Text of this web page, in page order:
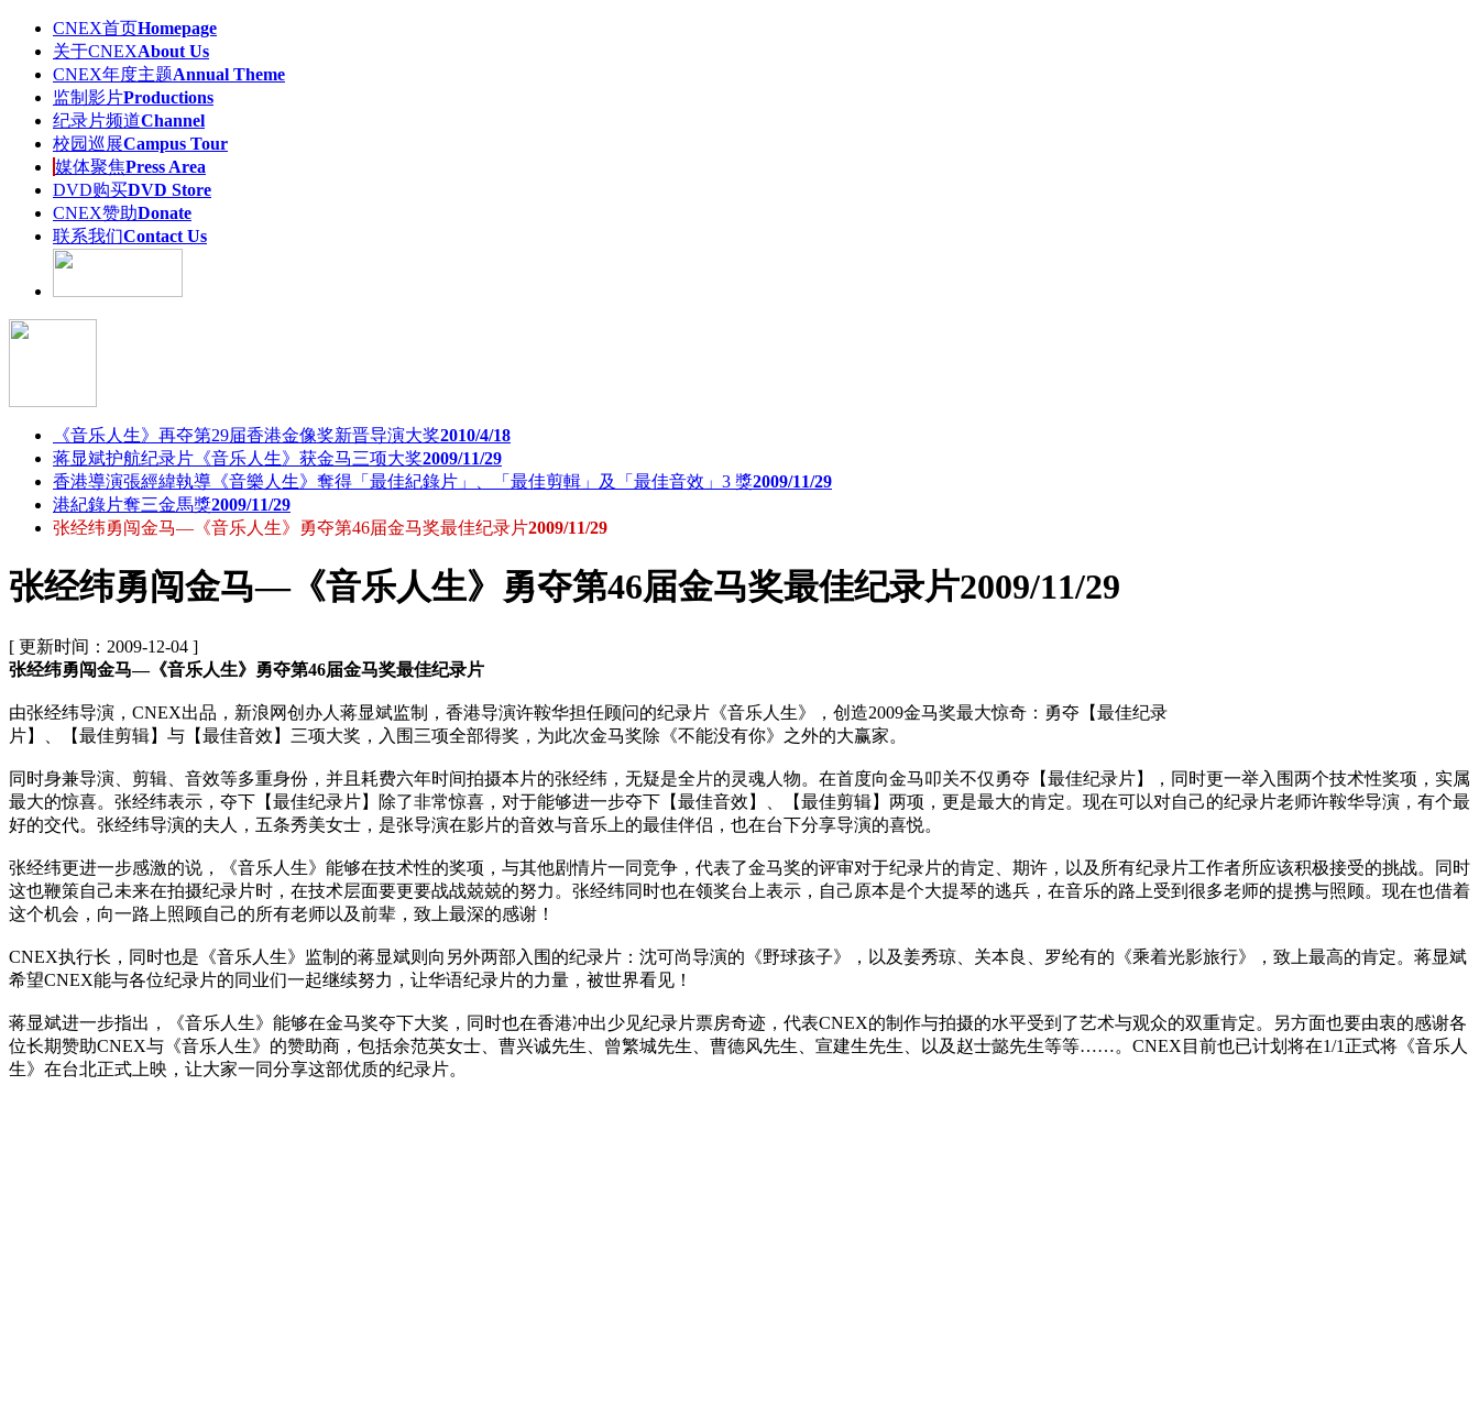
CNEX首页Homepage
关于CNEXAbout Us
CNEX年度主题Annual Theme
监制影片Productions
纪录片频道Channel
校园巡展Campus Tour
媒体聚焦Press Area
DVD购买DVD Store
CNEX赞助Donate
联系我们Contact Us
《音乐人生》再夺第29届香港金像奖新晋导演大奖2010/4/18
蒋显斌护航纪录片《音乐人生》获金马三项大奖2009/11/29
香港導演張經緯執導《音樂人生》奪得「最佳紀錄片」、「最佳剪輯」及「最佳音效」3 獎2009/11/29
港紀錄片奪三金馬獎2009/11/29
张经纬勇闯金马—《音乐人生》勇夺第46届金马奖最佳纪录片2009/11/29
张经纬勇闯金马—《音乐人生》勇夺第46届金马奖最佳纪录片2009/11/29
[ 更新时间：2009-12-04 ]
张经纬勇闯金马—《音乐人生》勇夺第46届金马奖最佳纪录片
由张经纬导演，CNEX出品，新浪网创办人蒋显斌监制，香港导演许鞍华担任顾问的纪录片《音乐人生》，创造2009金马奖最大惊奇：勇夺【最佳纪录
片】、【最佳剪辑】与【最佳音效】三项大奖，入围三项全部得奖，为此次金马奖除《不能没有你》之外的大赢家。
同时身兼导演、剪辑、音效等多重身份，并且耗费六年时间拍摄本片的张经纬，无疑是全片的灵魂人物。在首度向金马叩关不仅勇夺【最佳纪录片】，同时更一举入围两个技术性奖项，实属
最大的惊喜。张经纬表示，夺下【最佳纪录片】除了非常惊喜，对于能够进一步夺下【最佳音效】、【最佳剪辑】两项，更是最大的肯定。现在可以对自己的纪录片老师许鞍华导演，有个最
好的交代。张经纬导演的夫人，五条秀美女士，是张导演在影片的音效与音乐上的最佳伴侣，也在台下分享导演的喜悦。
张经纬更进一步感激的说，《音乐人生》能够在技术性的奖项，与其他剧情片一同竞争，代表了金马奖的评审对于纪录片的肯定、期许，以及所有纪录片工作者所应该积极接受的挑战。同时
这也鞭策自己未来在拍摄纪录片时，在技术层面要更要战战兢兢的努力。张经纬同时也在领奖台上表示，自己原本是个大提琴的逃兵，在音乐的路上受到很多老师的提携与照顾。现在也借着
这个机会，向一路上照顾自己的所有老师以及前辈，致上最深的感谢！
CNEX执行长，同时也是《音乐人生》监制的蒋显斌则向另外两部入围的纪录片：沈可尚导演的《野球孩子》，以及姜秀琼、关本良、罗纶有的《乘着光影旅行》，致上最高的肯定。蒋显斌
希望CNEX能与各位纪录片的同业们一起继续努力，让华语纪录片的力量，被世界看见！
蒋显斌进一步指出，《音乐人生》能够在金马奖夺下大奖，同时也在香港冲出少见纪录片票房奇迹，代表CNEX的制作与拍摄的水平受到了艺术与观众的双重肯定。另方面也要由衷的感谢各
位长期赞助CNEX与《音乐人生》的赞助商，包括余范英女士、曹兴诚先生、曾繁城先生、曹德风先生、宣建生先生、以及赵士懿先生等等……。CNEX目前也已计划将在1/1正式将《音乐人
生》在台北正式上映，让大家一同分享这部优质的纪录片。